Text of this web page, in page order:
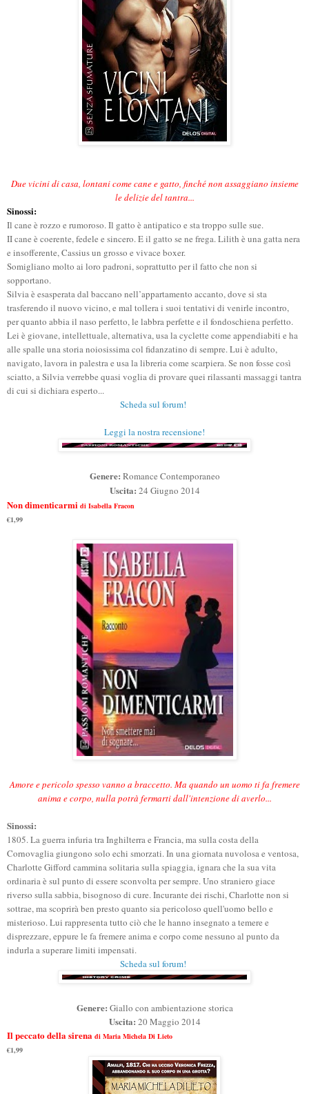
Due vicini di casa, lontani come cane e gatto, finché non assaggiano insieme
le delizie del tantra...
Sinossi:
Il cane è rozzo e rumoroso. Il gatto è antipatico e sta troppo sulle sue.
II cane è coerente, fedele e sincero. E il gatto se ne frega. Lilith è una gatta nera
e insofferente, Cassius un grosso e vivace boxer.
Somigliano molto ai loro padroni, soprattutto per il fatto che non si
sopportano.
Silvia è esasperata dal baccano nell’appartamento accanto, dove si sta
trasferendo il nuovo vicino, e mal tollera i suoi tentativi di venirle incontro,
per quanto abbia il naso perfetto, le labbra perfette e il fondoschiena perfetto.
Lei è giovane, intellettuale, alternativa, usa la cyclette come appendiabiti e ha
alle spalle una storia noiosissima col fidanzatino di sempre. Lui è adulto,
navigato, lavora in palestra e usa la libreria come scarpiera. Se non fosse così
sciatto, a Silvia verrebbe quasi voglia di provare quei rilassanti massaggi tantra
di cui si dichiara esperto...
Scheda sul forum!
Leggi la nostra recensione!
Genere: Romance Contemporaneo
Uscita: 24 Giugno 2014
Non dimenticarmi di Isabella Fracon
€1,99
Amore e pericolo spesso vanno a braccetto. Ma quando un uomo ti fa fremere
anima e corpo, nulla potrà fermarti dall'intenzione di averlo...
Sinossi:
1805. La guerra infuria tra Inghilterra e Francia, ma sulla costa della
Cornovaglia giungono solo echi smorzati. In una giornata nuvolosa e ventosa,
Charlotte Gifford cammina solitaria sulla spiaggia, ignara che la sua vita
ordinaria è sul punto di essere sconvolta per sempre. Uno straniero giace
riverso sulla sabbia, bisognoso di cure. Incurante dei rischi, Charlotte non si
sottrae, ma scoprirà ben presto quanto sia pericoloso quell'uomo bello e
misterioso. Lui rappresenta tutto ciò che le hanno insegnato a temere e
disprezzare, eppure le fa fremere anima e corpo come nessuno al punto da
indurla a superare limiti impensati.
Scheda sul forum!
Genere: Giallo con ambientazione storica
Uscita: 20 Maggio 2014
Il peccato della sirena di Maria Michela Di Lieto
€1,99